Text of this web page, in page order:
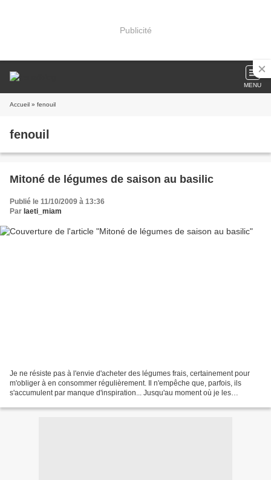
Publicité
MENU
Accueil » fenouil
fenouil
Mitoné de légumes de saison au basilic
Publié le 11/10/2009 à 13:36
Par laeti_miam
Je ne résiste pas à l'envie d'acheter des légumes frais, certainement pour
m'obliger à en consommer régulièrement. Il n'empêche que, parfois, ils
s'accumulent par manque d'inspiration... Jusqu'au moment où je les